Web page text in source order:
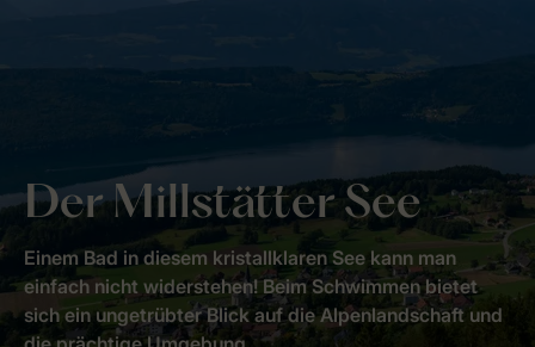
Der Millstätter See
Einem Bad in diesem kristallklaren See kann man
einfach nicht widerstehen! Beim Schwimmen bietet
sich ein ungetrübter Blick auf die Alpenlandschaft und